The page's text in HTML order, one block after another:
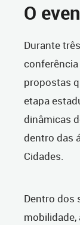
O
Durante
propostas
etapa
dinâmicas
dentro das
Cidades.
Dentro dos
mobilidade,